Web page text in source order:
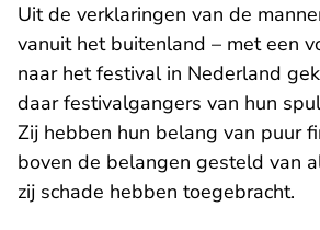
Uit de verklaringen van de
vanuit het buitenland – met een
naar het festival in Nederland
daar festivalgangers van hun
Zij hebben hun belang van puur
boven de belangen gesteld van
zij schade hebben toegebracht.